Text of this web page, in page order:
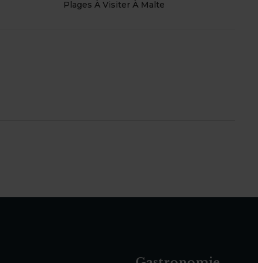
Plages À Visiter À Malte